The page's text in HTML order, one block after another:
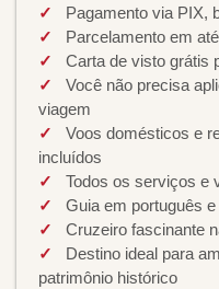
Pagamento via PIX,
Parcelamento em
Carta de visto grátis
Você não precisa
viagem
Voos domésticos e
incluídos
Todos os serviços e
Guia em português
Cruzeiro fascinante
Destino ideal para
patrimônio histórico